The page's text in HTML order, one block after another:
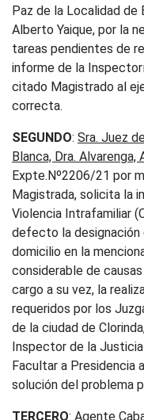
Paz de la Localidad de
Alberto Yaique, por la
tareas pendientes de
informe de la
citado Magistrado al
correcta.
SEGUNDO: Sra. Juez
Blanca, Dra.
Expte.Nº2206/21 por
Magistrada, solicita la
Violencia Intrafamiliar
defecto la
domicilio en la
considerable de
cargo a su vez, la
requeridos por los
de la ciudad de
Inspector de la Justicia
Facultar a Presidencia
solución del problema
TERCERO: Agente